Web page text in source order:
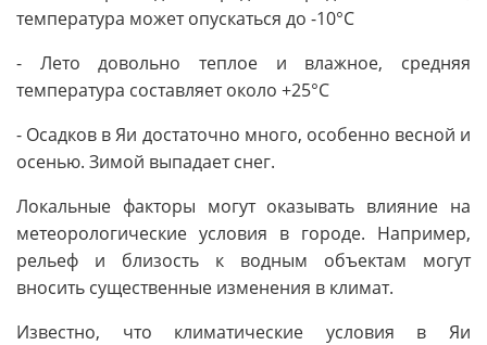
температура может опускаться до -10°C
- Лето довольно теплое и влажное, средняя
температура составляет около +25°C
- Осадков в Яи достаточно много, особенно весной и
осенью. Зимой выпадает снег.
Локальные факторы могут оказывать влияние на
метеорологические условия в городе. Например,
рельеф и близость к водным объектам могут
вносить существенные изменения в климат.
Известно, что климатические условия в Яи